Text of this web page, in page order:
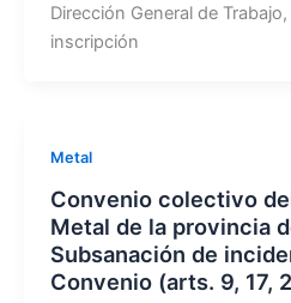
Dirección General de
inscripción
Metal
Convenio colectivo
Metal de la provincia
Subsanación de
Convenio (arts. 9, 17,